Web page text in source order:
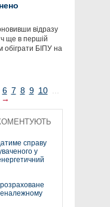
відразу
ще в першій
обіграти БІПУ на
6 7 8 9 10 ...
→
справу
у